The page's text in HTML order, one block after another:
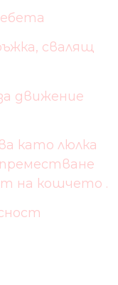
свалящ
движение
като люлка
на кошчето .